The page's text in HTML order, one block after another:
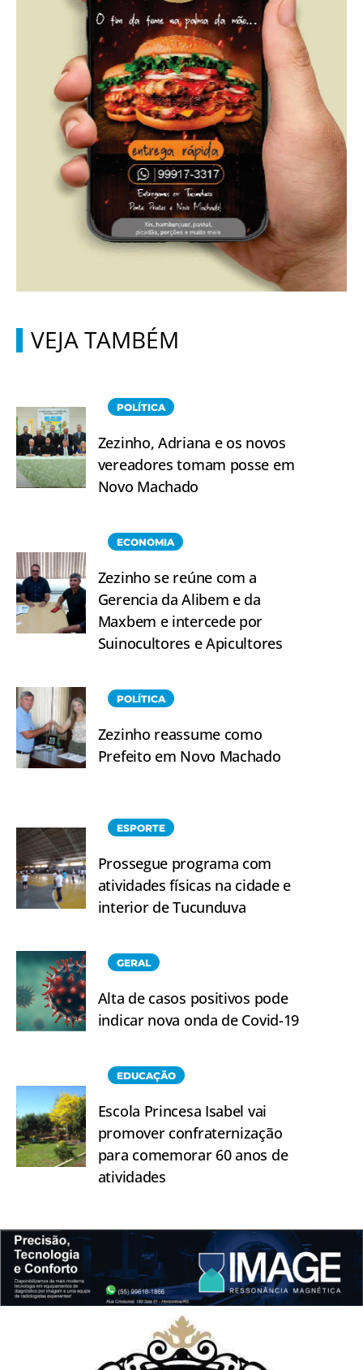
VEJA TAMBÉM
POLÍTICA
Zezinho, Adriana e os novos
vereadores tomam posse em
Novo Machado
ECONOMIA
Zezinho se reúne com a
Gerencia da Alibem e da
Maxbem e intercede por
Suinocultores e Apicultores
POLÍTICA
Zezinho reassume como
Prefeito em Novo Machado
ESPORTE
Prossegue programa com
atividades físicas na cidade e
interior de Tucunduva
GERAL
Alta de casos positivos pode
indicar nova onda de Covid-19
EDUCAÇÃO
Escola Princesa Isabel vai
promover confraternização
para comemorar 60 anos de
atividades